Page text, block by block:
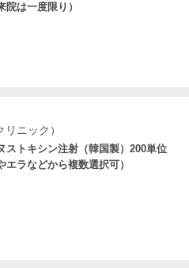
院は一度限り）
ニック）
ストキシン注射（韓国製）200単位
エラなどから複数選択可）